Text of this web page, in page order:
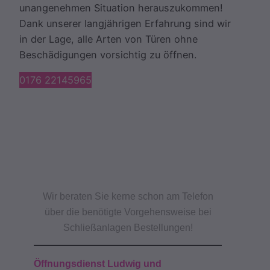
unangenehmen Situation herauszukommen!
Dank unserer langjährigen Erfahrung sind wir
in der Lage, alle Arten von Türen ohne
Beschädigungen vorsichtig zu öffnen.
0176 22145965
Wir beraten Sie kerne schon am Telefon
über die benötigte Vorgehensweise bei
Schließanlagen Bestellungen!
Öffnungsdienst Ludwig und